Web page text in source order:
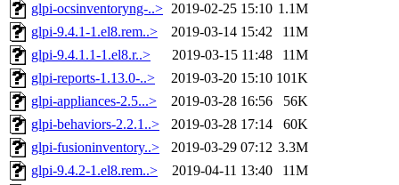
glpi-ocsinventoryng-..> 2019-02-25 15:10 1.1M
glpi-9.4.1-1.el8.rem..>
2019-03-14 15:42
11M
glpi-9.4.1.1-1.el8.r..>
2019-03-15 11:48
11M
glpi-reports-1.13.0-..>
2019-03-20 15:10 101K
glpi-appliances-2.5...>
2019-03-28 16:56
56K
glpi-behaviors-2.2.1..>
2019-03-28 17:14
60K
glpi-fusioninventory..>
2019-03-29 07:12 3.3M
glpi-9.4.2-1.el8.rem..>
2019-04-11 13:40
11M